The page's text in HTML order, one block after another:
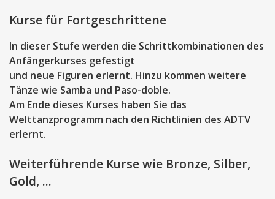
Kurse für Fortgeschrittene
In dieser Stufe werden die Schrittkombinationen des
Anfängerkurses gefestigt
und neue Figuren erlernt. Hinzu kommen weitere
Tänze wie Samba und Paso-doble.
Am Ende dieses Kurses haben Sie das
Welttanzprogramm nach den Richtlinien des ADTV
erlernt.
Weiterführende Kurse wie Bronze, Silber,
Gold, ...